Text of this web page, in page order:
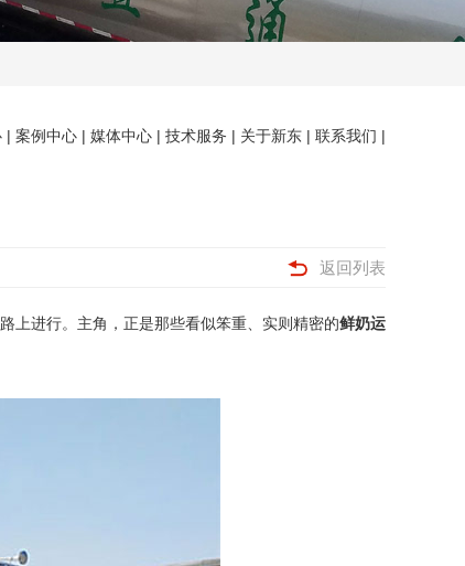
| 案例中心 | 媒体中心 | 技术服务 | 关于新东 | 联系我们 |
返回列表
进行。主角，正是那些看似笨重、实则精密的鲜奶运